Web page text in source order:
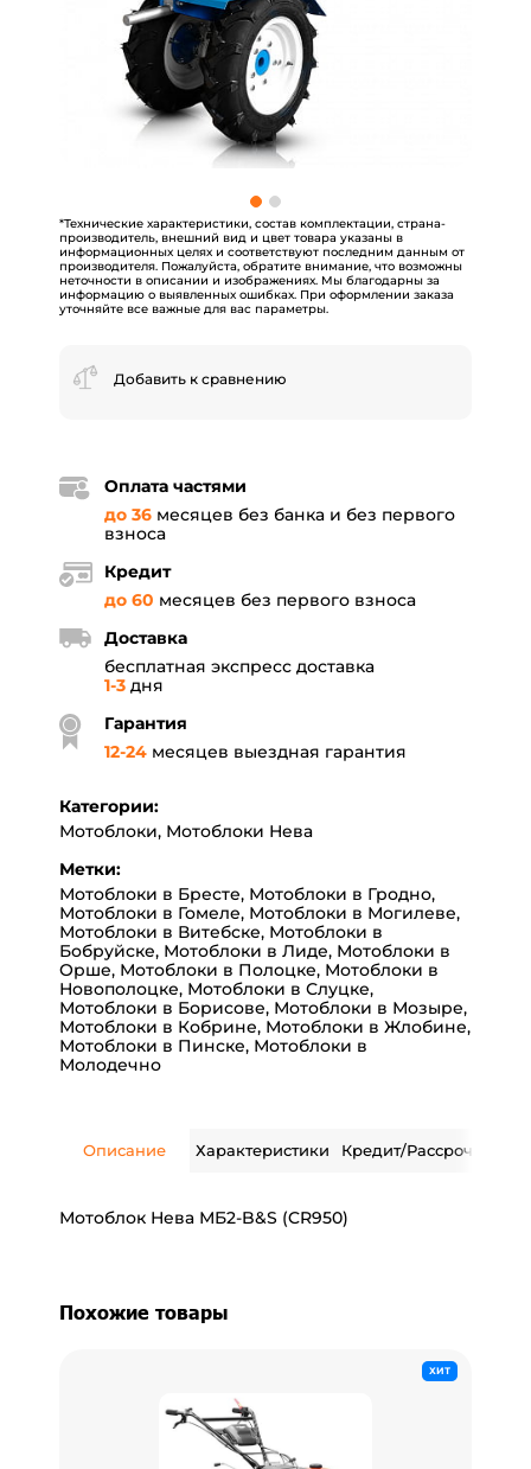
*Технические характеристики, состав комплектации, страна-
производитель, внешний вид и цвет товара указаны в
информационных целях и соответствуют последним данным от
производителя. Пожалуйста, обратите внимание, что возможны
неточности в описании и изображениях. Мы благодарны за
информацию о выявленных ошибках. При оформлении заказа
уточняйте все важные для вас параметры.
Добавить к сравнению
Оплата частями
до 36 месяцев без банка и без первого
взноса
Кредит
до 60 месяцев без первого взноса
Доставка
бесплатная экспресс доставка
1-3 дня
Гарантия
12-24 месяцев выездная гарантия
Категории:
Мотоблоки, Мотоблоки Нева
Метки:
Мотоблоки в Бресте, Мотоблоки в Гродно,
Мотоблоки в Гомеле, Мотоблоки в Могилеве,
Мотоблоки в Витебске, Мотоблоки в
Бобруйске, Мотоблоки в Лиде, Мотоблоки в
Орше, Мотоблоки в Полоцке, Мотоблоки в
Новополоцке, Мотоблоки в Слуцке,
Мотоблоки в Борисове, Мотоблоки в Мозыре,
Мотоблоки в Кобрине, Мотоблоки в Жлобине,
Мотоблоки в Пинске, Мотоблоки в
Молодечно
Описание Характеристики Кредит/Рассрочка
Мотоблок Нева МБ2-B&S (CR950)
Похожие товары
ХИТ